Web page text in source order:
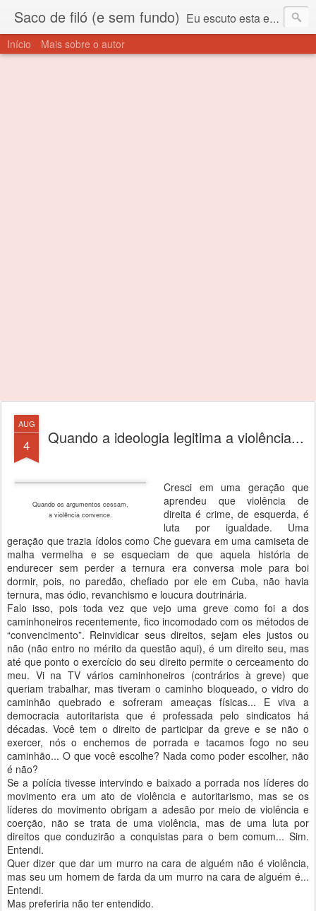
Saco de filó (e sem fundo) Eu escuto esta expressão "saco de filó" desde criança. Para quem não sabe, filó é um tecido todo furadinho e permite que um saco feito com ele, mesmo que muito exposto ao ar soprado para dentro, nunca vai se encher. Aí está o propósito deste nome... Para viver em sociedade tem que ter saco de filó.
Início Mais sobre o autor
AUG
4 Quando a ideologia legitima a violência...
Quando os argumentos cessam,
a violência convence.
Cresci em uma geração que
aprendeu que violência de
direita é crime, de esquerda, é
luta por igualdade. Uma
geração que trazia ídolos como Che guevara em uma camiseta de
malha vermelha e se esqueciam de que aquela história de
endurecer sem perder a ternura era conversa mole para boi
dormir, pois, no paredão, chefiado por ele em Cuba, não havia
ternura, mas ódio, revanchismo e loucura doutrinária.
Falo isso, pois toda vez que vejo uma greve como foi a dos
caminhoneiros recentemente, fico incomodado com os métodos de
“convencimento”. Reinvidicar seus direitos, sejam eles justos ou
não (não entro no mérito da questão aqui), é um direito seu, mas
até que ponto o exercício do seu direito permite o cerceamento do
meu. Vi na TV vários caminhoneiros (contrários à greve) que
queriam trabalhar, mas tiveram o caminho bloqueado, o vidro do
caminhão quebrado e sofreram ameaças físicas... E viva a
democracia autoritarista que é professada pelo sindicatos há
décadas. Você tem o direito de participar da greve e se não o
exercer, nós o enchemos de porrada e tacamos fogo no seu
caminhão... O que você escolhe? Nada como poder escolher, não
é não?
Se a polícia tivesse intervindo e baixado a porrada nos líderes do
movimento era um ato de violência e autoritarismo, mas se os
líderes do movimento obrigam a adesão por meio de violência e
coerção, não se trata de uma violência, mas de uma luta por
direitos que conduzirão a conquistas para o bem comum... Sim.
Entendi.
Quer dizer que dar um murro na cara de alguém não é violência,
mas seu um homem de farda da um murro na cara de alguém é...
Entendi.
Mas preferiria não ter entendido.